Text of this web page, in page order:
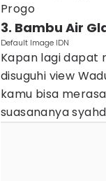
Progo
3. Bambu Air
Default Image IDN
Kapan lagi dapat
disuguhi view
kamu bisa
suasananya